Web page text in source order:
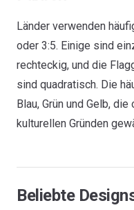
Länder verwenden
oder 3:5. Einige sind
rechteckig, und die
sind quadratisch. Die
Blau, Grün und Gelb,
kulturellen Gründen
Beliebte